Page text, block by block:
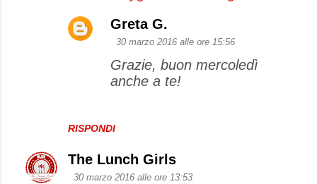
RISPONDI
Greta G.
30 marzo 2016 alle ore 15:56
Grazie, buon mercoledì
anche a te!
The Lunch Girls
30 marzo 2016 alle ore 13:53